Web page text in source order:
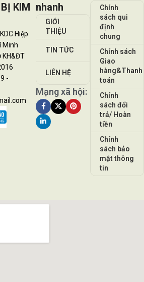
KIM
Hiệp
Minh
KH&ĐT
-
nhanh
GIỚI
THIỆU
TIN TỨC
LIÊN HỆ
Mạng xã hội:
Chính
sách qui
định
chung
Chính sách
Giao
hàng&Thanh
toán
Chính
sách đổi
trả/ Hoàn
tiền
Chính
sách bảo
mật thông
tin